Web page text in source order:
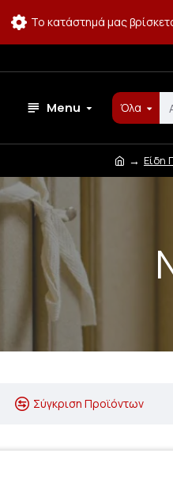
Το κατάστημά μας
Menu Όλα
Είδη
Σύγκριση Προϊόντων